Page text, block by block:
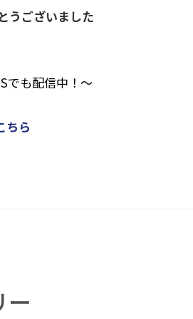
うございました
でも配信中！～
ちら
ー